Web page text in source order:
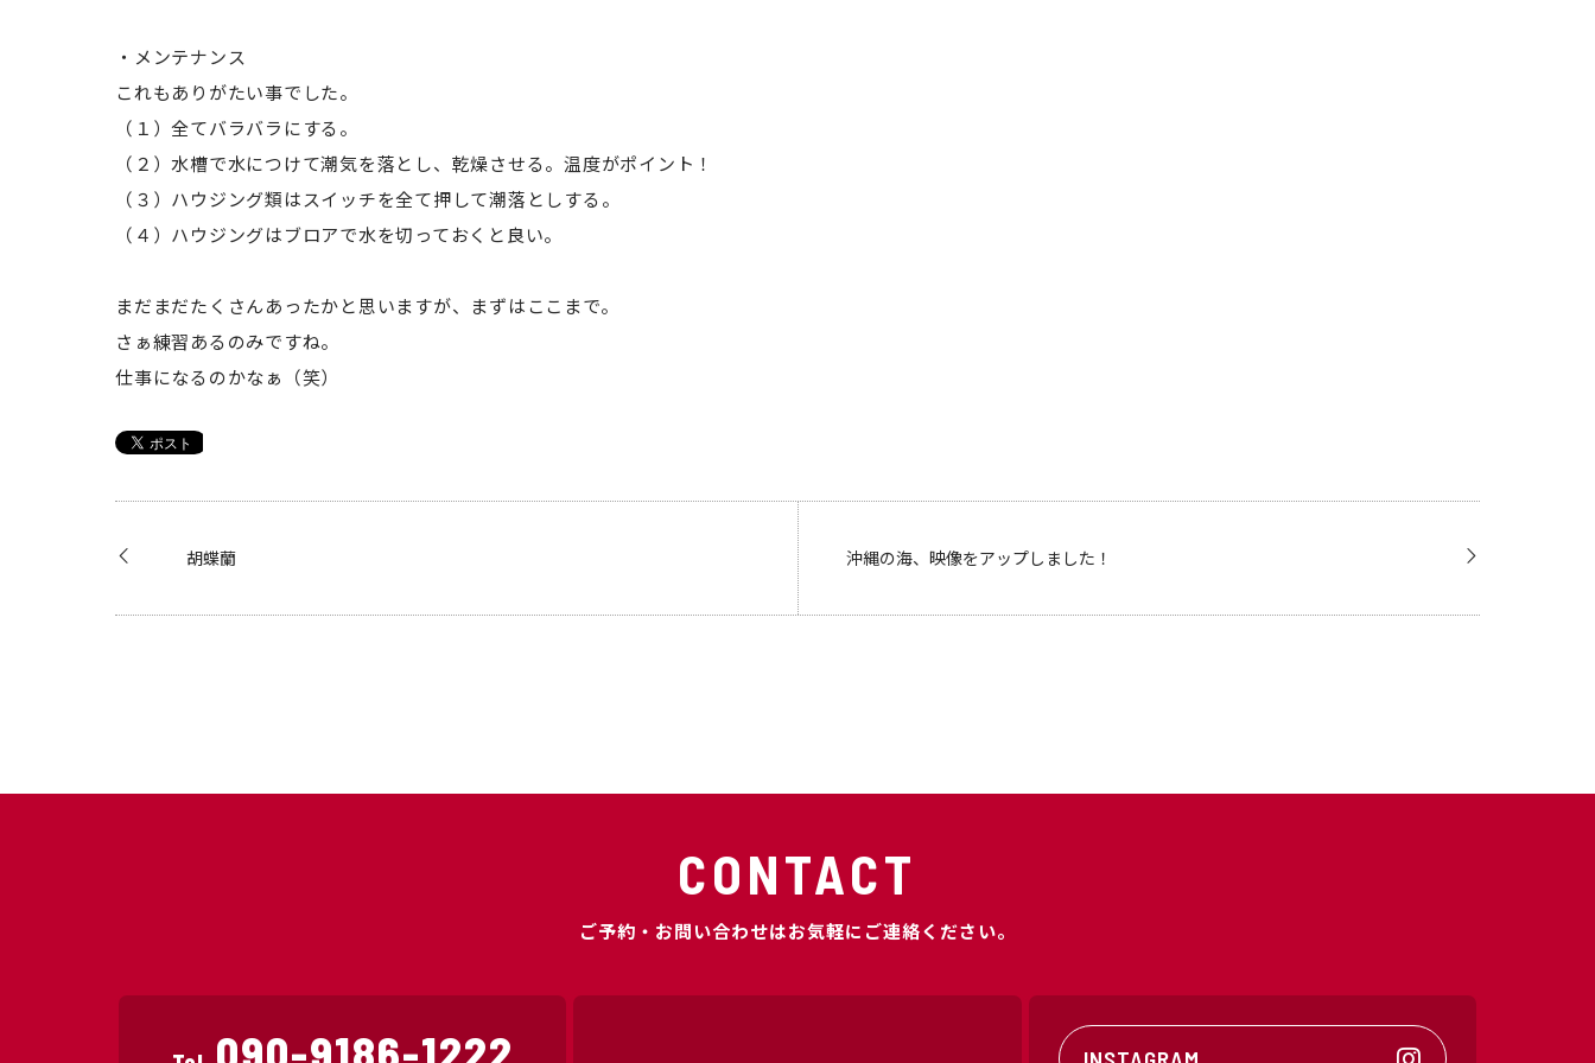
・メンテナンス
これもありがたい事でした。
（１）全てバラバラにする。
（２）水槽で水につけて潮気を落とし、乾燥させる。温度がポイント！
（３）ハウジング類はスイッチを全て押して潮落としする。
（４）ハウジングはブロアで水を切っておくと良い。
まだまだたくさんあったかと思いますが、まずはここまで。
さぁ練習あるのみですね。
仕事になるのかなぁ（笑）
胡蝶蘭 沖縄の海、映像をアップしました！
CONTACT
ご予約・お問い合わせはお気軽にご連絡ください。